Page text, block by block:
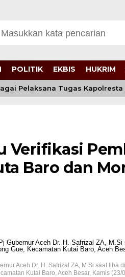
POLITIK EKBIS HUKRIM
Pelaksana Tugas Kapolresta
Verifikasi
Baro dan
Aceh Dr. H. Safrizal ZA, M.Si saat tiba
Kutai Baro, Aceh Besar, Kamis (23/